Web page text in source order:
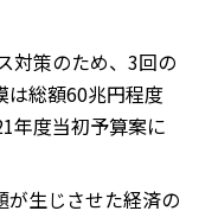
対策のため、3回の
は総額60兆円程度
年度当初予算案に
が生じさせた経済の